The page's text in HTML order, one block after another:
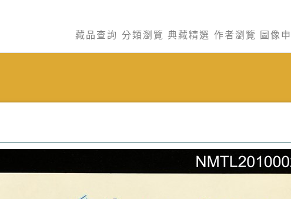
藏品查詢 分類瀏覽 典藏精選 作者瀏覽 圖像